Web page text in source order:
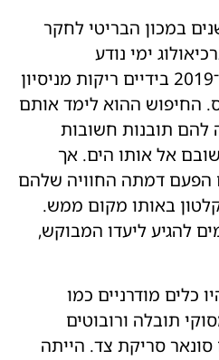
בעל ותק של 25 שנים במכון הבריטי לחקר
ימי נודע
מאוקספורד, כבר חזרו ב־2019 בידיים ריקות מניסיון
החיפוש ההוא לימד אותם
להם תובנות חשובות
אל אותו הים. אך
הפעם דמתה החוויה שלהם
באותו מקום ממש.
להגיע ליעדו המבוקש,
כלים מודרניים כמו
תובלה ורובוטים
סריקת צד. הייתה